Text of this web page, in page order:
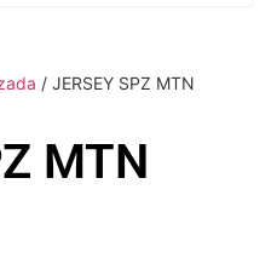
/ JERSEY SPZ MTN
MTN